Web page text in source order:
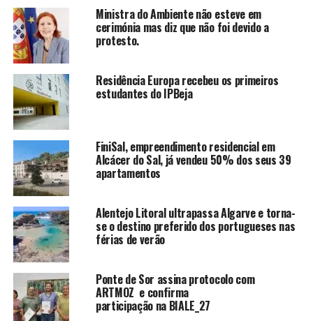
Ministra do Ambiente não esteve em
cerimónia mas diz que não foi devido a
protesto.
Residência Europa recebeu os primeiros
estudantes do IPBeja
FiniSal, empreendimento residencial em
Alcácer do Sal, já vendeu 50% dos seus 39
apartamentos
Alentejo Litoral ultrapassa Algarve e torna-
se o destino preferido dos portugueses nas
férias de verão
Ponte de Sor assina protocolo com
ARTMOZ e confirma
participação na BIALE_27